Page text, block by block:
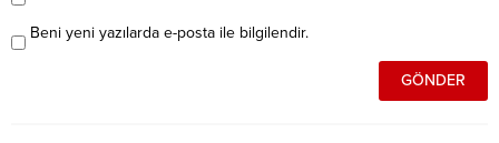
Beni yeni yazılarda e-posta ile bilgilendir.